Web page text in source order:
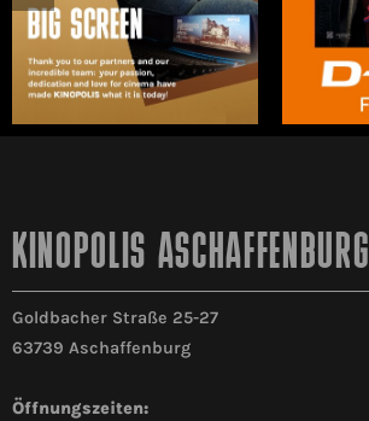
KINOPOLIS ASCHAFFENBURG
Goldbacher Straße 25-27
63739 Aschaffenburg
Öffnungszeiten: